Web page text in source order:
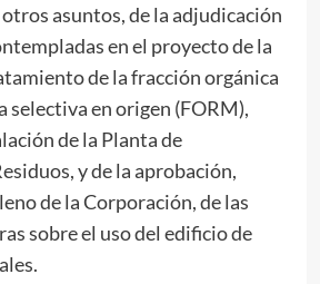
asuntos, de la adjudicación
en el proyecto de la
de la fracción orgánica
selectiva en origen (FORM),
de la Planta de
y de la aprobación,
de la Corporación, de las
sobre el uso del edificio de